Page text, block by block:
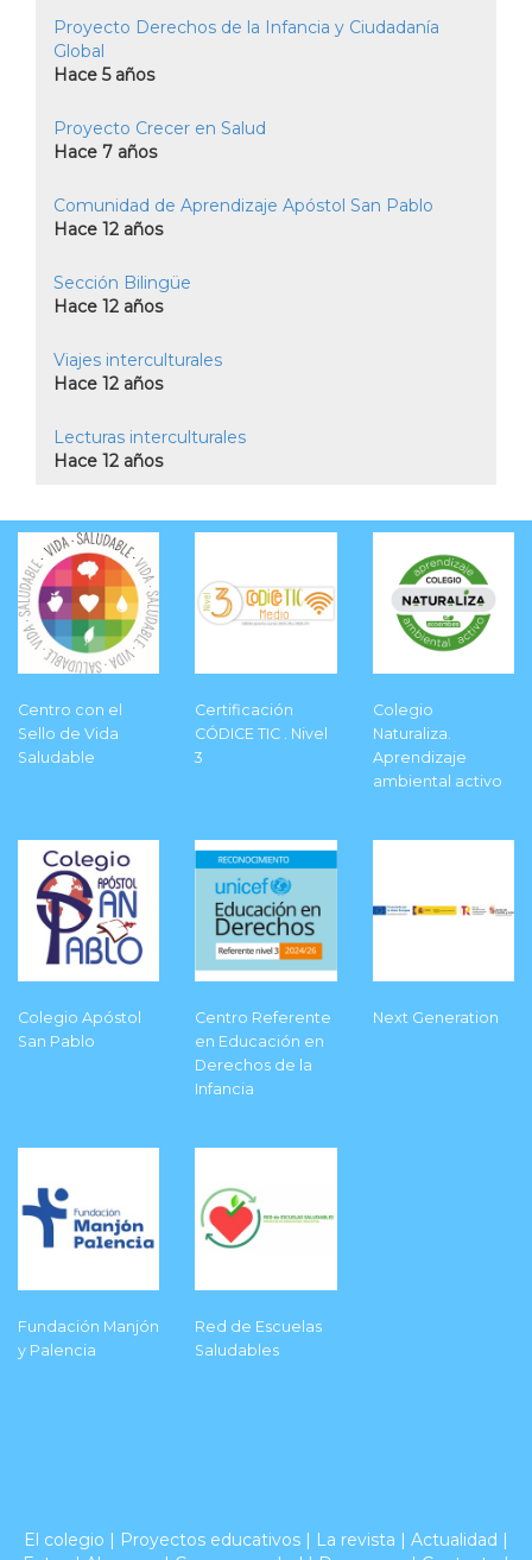
Proyecto Derechos de la Infancia y Ciudadanía
Global
Hace 5 años
Proyecto Crecer en Salud
Hace 7 años
Comunidad de Aprendizaje Apóstol San Pablo
Hace 12 años
Sección Bilingüe
Hace 12 años
Viajes interculturales
Hace 12 años
Lecturas interculturales
Hace 12 años
Centro con el
Sello de Vida
Saludable
Certificación
CÓDICE TIC . Nivel
3
Colegio
Naturaliza.
Aprendizaje
ambiental activo
Colegio Apóstol
San Pablo
Centro Referente
en Educación en
Derechos de la
Infancia
Next Generation
Fundación Manjón
y Palencia
Red de Escuelas
Saludables
El colegio | Proyectos educativos | La revista | Actualidad |